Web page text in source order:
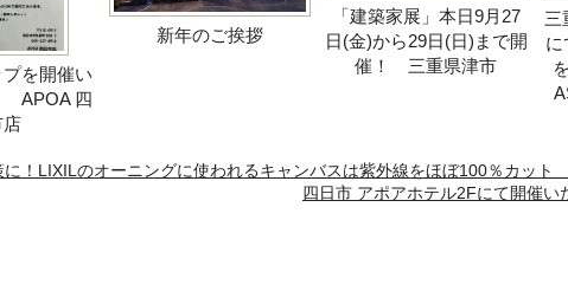
を開催い
APOA 四
新年のご挨拶
「建築家展」本日9月27
日(金)から29日(日)まで開
催！ 三重県津市
三
に
に！LIXILのオーニングに使われるキャンバスは紫外線をほぼ100％カット
四日市 アポアホテル2Fにて開催